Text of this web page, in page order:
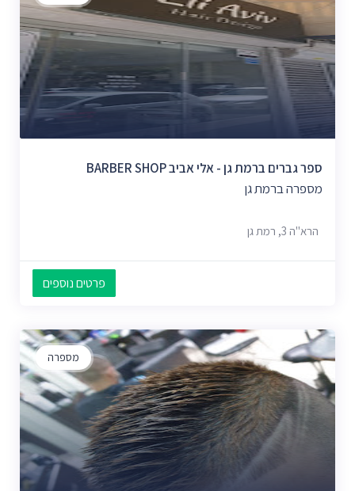
ספר גברים ברמת גן - אלי אביב BARBER SHOP
מספרה ברמת גן
הרא"ה 3, רמת גן
פרטים נוספים
מספרה